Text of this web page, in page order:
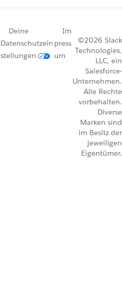
Deine
Datenschutzein
stellungen
Im
press
um
©2026 Slack
Technologies,
LLC, ein
Salesforce-
Unternehmen.
Alle Rechte
vorbehalten.
Diverse
Marken sind
im Besitz der
jeweiligen
Eigentümer.